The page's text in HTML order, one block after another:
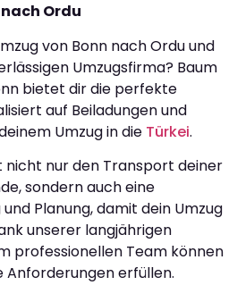
Ordu
von Bonn nach Ordu und
Umzugsfirma? Baum
bietet dir die perfekte
auf Beiladungen und
Umzug in die Türkei.
nicht nur den Transport deiner
sondern auch eine
Planung, damit dein Umzug
unserer langjährigen
professionellen Team können
erfüllen.